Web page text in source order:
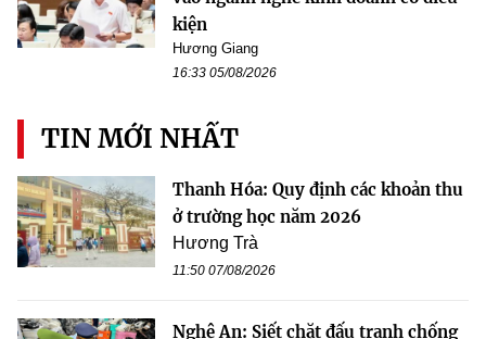
kiện
Hương Giang
16:33 05/08/2026
TIN MỚI NHẤT
Thanh Hóa: Quy định các khoản thu
ở trường học năm 2026
Hương Trà
11:50 07/08/2026
Nghệ An: Siết chặt đấu tranh chống